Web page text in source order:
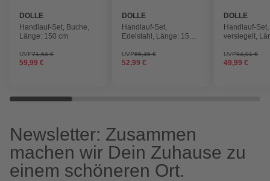
DOLLE
Handlauf-Set, Buche,
Länge: 150 cm
UVP71,64 €
59,99 €
DOLLE
Handlauf-Set,
Edelstahl, Länge: 150
UVP65,45 €
52,99 €
DOLLE
Handlauf-Set,
versiegelt,
UVP94,01 €
49,99 €
Newsletter: Zusammen
machen wir Dein Zuhause zu
einem schöneren Ort.